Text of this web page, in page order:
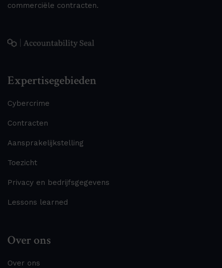
commerciële contracten.
Expertisegebieden
Cybercrime
Contracten
Aansprakelijkstelling
Toezicht
Privacy en bedrijfsgegevens
Lessons learned
Over ons
Over ons